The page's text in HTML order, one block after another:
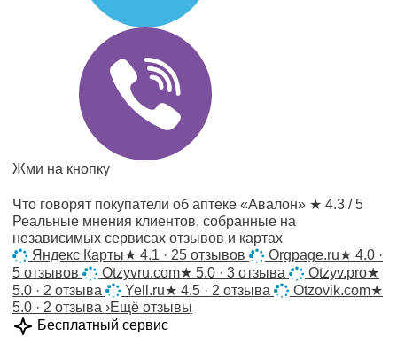
Жми на кнопку
Что говорят покупатели об аптеке «Авалон» ★ 4.3 / 5
Реальные мнения клиентов, собранные на
независимых сервисах отзывов и картах
Яндекс Карты★ 4.1 · 25 отзывов Orgpage.ru★ 4.0 ·
5 отзывов
Otzyvru.com★ 5.0 · 3 отзыва Otzyv.pro★
5.0 · 2 отзыва
Yell.ru★ 4.5 · 2 отзыва Otzovik.com★
5.0 · 2 отзыва ›Ещё отзывы
Бесплатный сервис